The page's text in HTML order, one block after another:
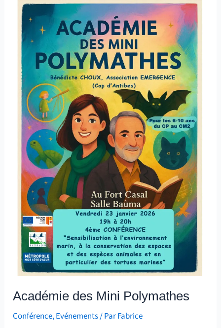
Académie des Mini Polymathes
Conférence,Evénements/ ParFabrice
Académie
des
Mini
Polymathes